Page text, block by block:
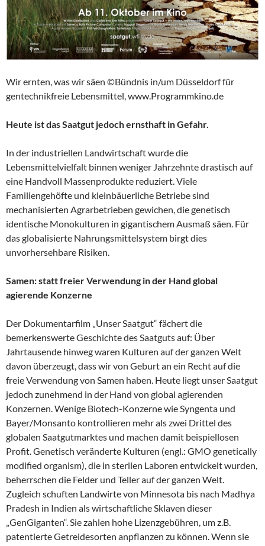
Wir ernten, was wir säen ©Bündnis in/um Düsseldorf für
gentechnikfreie Lebensmittel, www.Programmkino.de
Heute ist das Saatgut jedoch ernsthaft in Gefahr.
In der industriellen Landwirtschaft wurde die
Lebensmittelvielfalt binnen weniger Jahrzehnte drastisch auf
eine Handvoll Massenprodukte reduziert. Viele
Familiengehöfte und kleinbäuerliche Betriebe sind
mechanisierten Agrarbetrieben gewichen, die genetisch
identische Monokulturen in gigantischem Ausmaß säen. Für
das globalisierte Nahrungsmittelsystem birgt dies
unvorhersehbare Risiken.
Samen: statt freier Verwendung in der Hand global
agierende Konzerne
Der Dokumentarfilm „Unser Saatgut“ fächert die
bemerkenswerte Geschichte des Saatguts auf: Über
Jahrtausende hinweg waren Kulturen auf der ganzen Welt
davon überzeugt, dass wir von Geburt an ein Recht auf die
freie Verwendung von Samen haben. Heute liegt unser Saatgut
jedoch zunehmend in der Hand von global agierenden
Konzernen. Wenige Biotech-Konzerne wie Syngenta und
Bayer/Monsanto kontrollieren mehr als zwei Drittel des
globalen Saatgutmarktes und machen damit beispiellosen
Profit. Genetisch veränderte Kulturen (engl.: GMO genetically
modified organism), die in sterilen Laboren entwickelt wurden,
beherrschen die Felder und Teller auf der ganzen Welt.
Zugleich schuften Landwirte von Minnesota bis nach Madhya
Pradesh in Indien als wirtschaftliche Sklaven dieser
„GenGiganten“. Sie zahlen hohe Lizenzgebühren, um z.B.
patentierte Getreidesorten anpflanzen zu können. Wenn sie